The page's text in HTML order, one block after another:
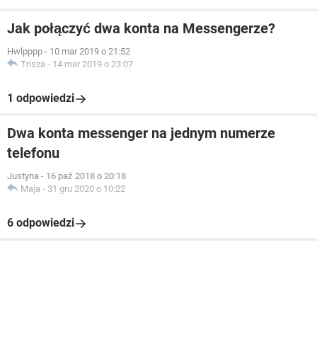
Jak połączyć dwa konta na Messengerze?
Hwlpppp - 10 mar 2019 o 21:52
Trisza - 14 mar 2019 o 23:07
1 odpowiedzi
Dwa konta messenger na jednym numerze
telefonu
Justyna - 16 paź 2018 o 20:18
Maja - 31 gru 2020 o 10:22
6 odpowiedzi